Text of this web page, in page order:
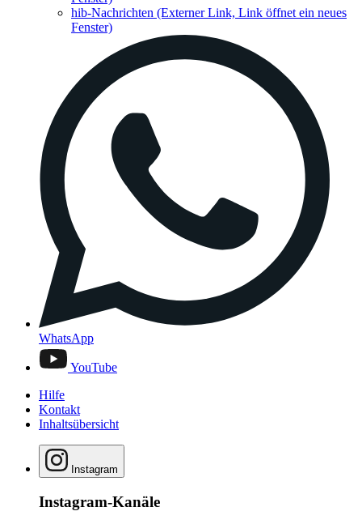
hib-Nachrichten (Externer Link, Link öffnet ein neues
Fenster)
WhatsApp
YouTube
Hilfe
Kontakt
Inhaltsübersicht
Instagram
Instagram-Kanäle